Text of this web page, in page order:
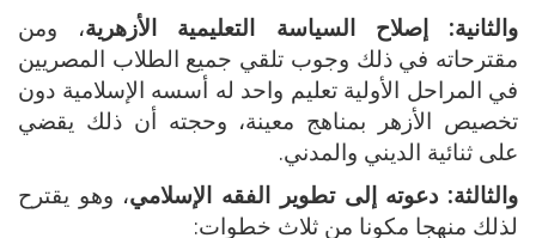
والثانية: إصلاح السياسة التعليمية الأزهرية، ومن
مقترحاته في ذلك وجوب تلقي جميع الطلاب المصريين
في المراحل الأولية تعليم واحد له أسسه الإسلامية دون
تخصيص الأزهر بمناهج معينة، وحجته أن ذلك يقضي
على ثنائية الديني والمدني.
والثالثة: دعوته إلى تطوير الفقه الإسلامي، وهو يقترح
لذلك منهجا مكونا من ثلاث خطوات: